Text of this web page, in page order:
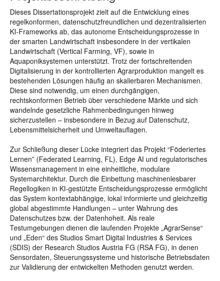
Dieses Dissertationsprojekt zielt auf die Entwicklung eines
regelkonformen, datenschutzfreundlichen und dezentralisierten
KI-Frameworks ab, das autonome Entscheidungsprozesse in
der smarten Landwirtschaft insbesondere in der vertikalen
Landwirtschaft (Vertical Farming, VF), sowie in
Aquaponiksystemen unterstützt. Trotz der fortschreitenden
Digitalisierung in der kontrollierten Agrarproduktion mangelt es
bestehenden Lösungen häufig an skalierbaren Mechanismen.
Diese sind notwendig, um einen durchgängigen,
rechtskonformen Betrieb über verschiedene Märkte und sich
wandelnde gesetzliche Rahmenbedingungen hinweg
sicherzustellen – insbesondere in Bezug auf Datenschutz,
Lebensmittelsicherheit und Umweltauflagen.
Zur Schließung dieser Lücke integriert das Projekt “Föderiertes
Lernen” (Federated Learning, FL), Edge AI und regulatorisches
Wissensmanagement in eine einheitliche, modulare
Systemarchitektur. Durch die Einbettung maschinenlesbarer
Regellogiken in KI-gestützte Entscheidungsprozesse ermöglicht
das System kontextabhängige, lokal informierte und gleichzeitig
global abgestimmte Handlungen – unter Wahrung des
Datenschutzes bzw. der Datenhoheit. Als reale
Testumgebungen dienen die laufenden Projekte „AgrarSense“
und „Eden“ des Studios Smart Digital Industries & Services
(SDIS) der Research Studios Austria FG (RSA FG), in denen
Sensordaten, Steuerungssysteme und historische Betriebsdaten
zur Validierung der entwickelten Methoden genutzt werden.